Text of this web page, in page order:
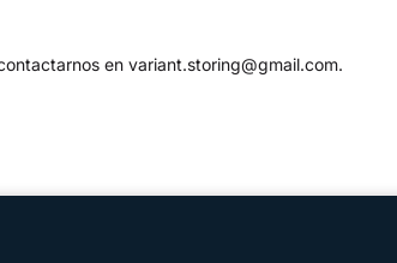
en variant.storing@gmail.com.